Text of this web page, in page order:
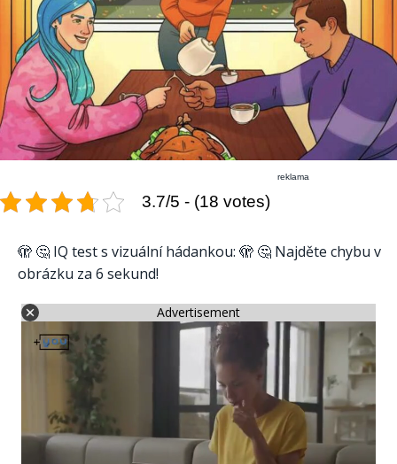
reklama
3.7/5 - (18 votes)
🫣 🤔 IQ test s vizuální hádankou: 🫣 🤔 Najděte chybu v
obrázku za 6 sekund!
Advertisement